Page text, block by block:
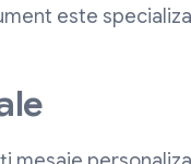
este